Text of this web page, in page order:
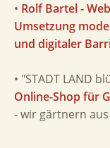
• Rolf Bartel -
Umsetzung
und digitaler
• "STADT LAND
Online-Shop für
- wir gärtnern